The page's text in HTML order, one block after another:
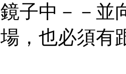
子中－－
，也必須有